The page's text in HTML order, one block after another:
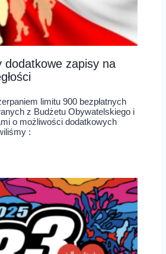
dodatkowe zapisy na
limitu 900 bezpłatnych
z Budżetu Obywatelskiego i
o możliwości dodatkowych
: